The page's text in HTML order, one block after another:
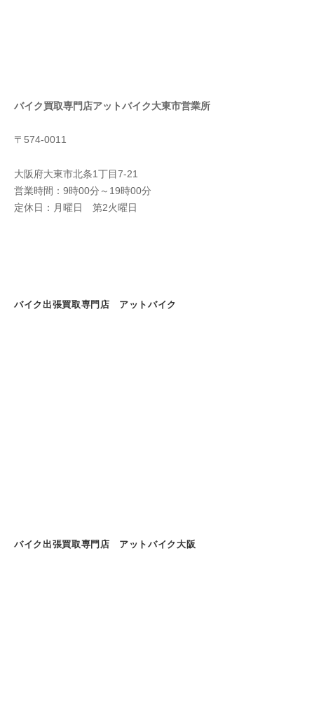
バイク買取専門店アットバイク大東市営業所
〒574-0011
大阪府大東市北条1丁目7-21
営業時間：9時00分～19時00分
定休日：月曜日 第2火曜日
バイク出張買取専門店 アットバイク
バイク出張買取専門店 アットバイク大阪